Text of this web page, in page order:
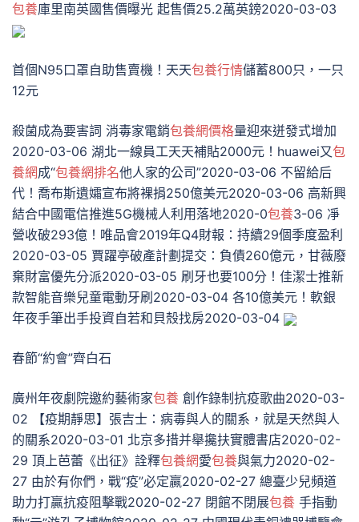
包養庫里南英國售價曝光 起售價25.2萬英鎊2020-03-03
首個N95口罩自助售賣機！天天包養行情儲蓄800只，一只
12元
殺菌成為要害詞 消毒家電銷包養網價格量迎來迸發式增加
2020-03-06 湖北一線員工天天補貼2000元！huawei又包
養網成“包養網排名他人家的公司”2020-03-06 不留給后
代！喬布斯遺孀宣布將裸捐250億美元2020-03-06 高新興
結合中國電信推進5G機械人利用落地2020-0包養3-06 凈
營收破293億！唯品會2019年Q4財報：持續29個季度盈利
2020-03-05 賈躍亭破產計劃提交：負債260億元，甘薇廢
棄財富優先分派2020-03-05 刷牙也要100分！佳潔士推新
款智能音樂兒童電動牙刷2020-03-04 各10億美元！軟銀
年夜手筆出手投資自若和貝殼找房2020-03-04
春節“約會”齊白石
廣州年夜劇院邀約藝術家包養 創作錄制抗疫歌曲2020-03-
02 【疫期靜思】張吉士：病毒與人的關系，就是天然與人
的關系2020-03-01 北京多措并舉攙扶實體書店2020-02-
29 頂上芭蕾《出征》詮釋包養網愛包養與氣力2020-02-
27 由於有你們，戰“疫”必定贏2020-02-27 總臺少兒頻道
助力打贏抗疫阻擊戰2020-02-27 閉館不閉展包養 手指動